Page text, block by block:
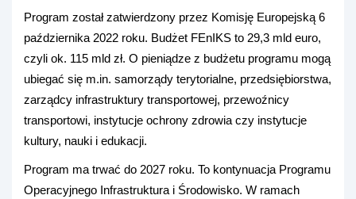
Program został zatwierdzony przez Komisję Europejską 6
października 2022 roku. Budżet FEnIKS to 29,3 mld euro,
czyli ok. 115 mld zł. O pieniądze z budżetu programu mogą
ubiegać się m.in. samorządy terytorialne, przedsiębiorstwa,
zarządcy infrastruktury transportowej, przewoźnicy
transportowi, instytucje ochrony zdrowia czy instytucje
kultury, nauki i edukacji.
Program ma trwać do 2027 roku. To kontynuacja Programu
Operacyjnego Infrastruktura i Środowisko. W ramach